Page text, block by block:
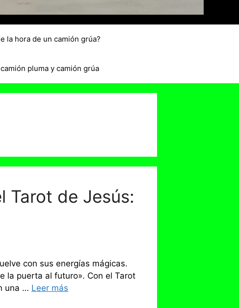
la hora de un camión grúa?
pluma y camión grúa
Tarot de Jesús:
con sus energías mágicas.
la puerta al futuro». Con el Tarot
una … Leer más